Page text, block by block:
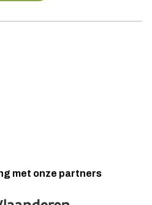
met onze partners